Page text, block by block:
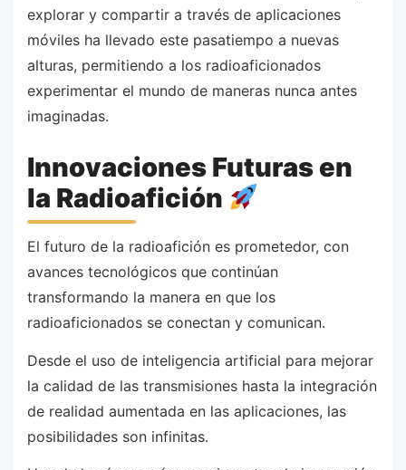
explorar y compartir a través de aplicaciones
móviles ha llevado este pasatiempo a nuevas
alturas, permitiendo a los radioaficionados
experimentar el mundo de maneras nunca antes
imaginadas.
Innovaciones Futuras en
la Radioafición
El futuro de la radioafición es prometedor, con
avances tecnológicos que continúan
transformando la manera en que los
radioaficionados se conectan y comunican.
Desde el uso de inteligencia artificial para mejorar
la calidad de las transmisiones hasta la integración
de realidad aumentada en las aplicaciones, las
posibilidades son infinitas.